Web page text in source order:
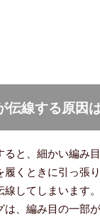
伝線する原因
ると、細かい編み
履くときに引っ張
線してしまいます
は、編み目の一部